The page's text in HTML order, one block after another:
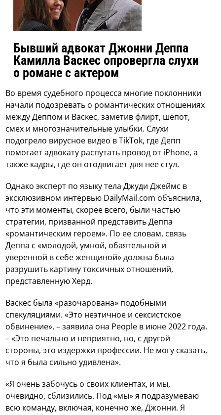
Бывший адвокат Джонни Деппа
Камилла Васкес опровергла слухи
о романе с актером
Во время судебного процесса многие поклонники
начали подозревать о романтических отношениях
между Деппом и Васкес, заметив флирт, шепот,
смех и многозначительные улыбки. Слухи
подогрело вирусное видео в TikTok, где Депп
помогает адвокату распутать провод от iPhone, а
также кадры, где он отодвигает для нее стул.
Однако эксперт по языку тела Джуди Джеймс в
эксклюзивном интервью DailyMail.com объяснила,
что эти моменты, скорее всего, были частью
стратегии, призванной представить Деппа
«романтическим героем». По ее словам, связь
Деппа с «молодой, умной, обаятельной и
уверенной в себе женщиной» должна была
разрушить картину токсичных отношений,
представленную Херд.
Васкес была «разочарована» подобными
спекуляциями. «Это неэтичное и сексистское
обвинение», – заявила она People в июне 2022 года.
– «Это печально и неприятно, но, с другой
стороны, это издержки профессии. Не могу сказать,
что я была сильно удивлена».
«Я очень забочусь о своих клиентах, и мы,
очевидно, сблизились. Под «мы» я подразумеваю
всю команду, включая, конечно же, Джонни. Я